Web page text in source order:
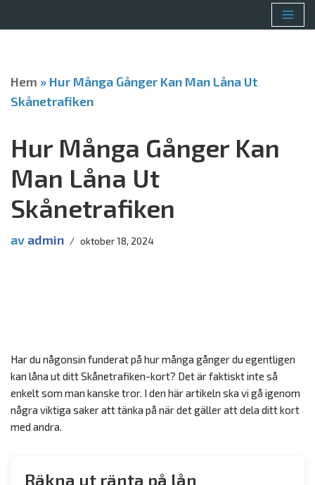
Hem » Hur Många Gånger Kan Man Låna Ut
Skånetrafiken
Hur Många Gånger Kan
Man Låna Ut
Skånetrafiken
av admin oktober 18, 2024
Har du någonsin funderat på hur många gånger du egentligen
kan låna ut ditt Skånetrafiken-kort? Det är faktiskt inte så
enkelt som man kanske tror. I den här artikeln ska vi gå igenom
några viktiga saker att tänka på när det gäller att dela ditt kort
med andra.
Räkna ut ränta på lån